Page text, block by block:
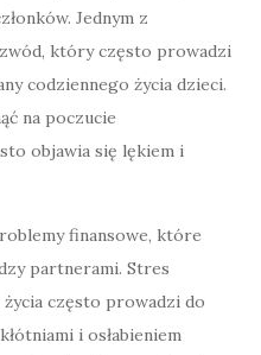
Jednym z
który często prowadzi
codziennego życia dzieci.
na poczucie
objawia się lękiem i
finansowe, które
partnerami. Stres
często prowadzi do
i osłabieniem